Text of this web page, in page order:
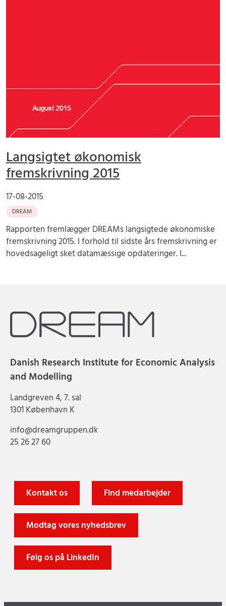
Langsigtet økonomisk
fremskrivning 2015
17-08-2015
DREAM
Rapporten fremlægger DREAMs langsigtede økonomiske
fremskrivning 2015. I forhold til sidste års fremskrivning er
hovedsageligt sket datamæssige opdateringer. I...
Danish Research Institute for Economic Analysis
and Modelling
Landgreven 4, 7. sal
1301 København K
info@dreamgruppen.dk
25 26 27 60
Kontakt os Find medarbejder
Modtag vores nyhedsbrev
Følg os på LinkedIn